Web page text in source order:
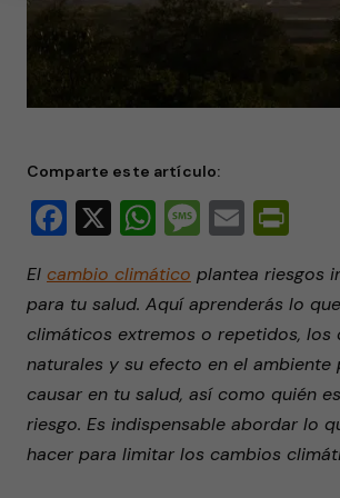
Comparte este artículo:
Facebook
X WhatsApp
Message
Email
El cambio climático plantea riesgos
para tu salud. Aquí aprenderás lo
climáticos extremos o repetidos, los
naturales y su efecto en el ambiente
causar en tu salud, así como quién
riesgo. Es indispensable abordar lo
hacer para limitar los cambios